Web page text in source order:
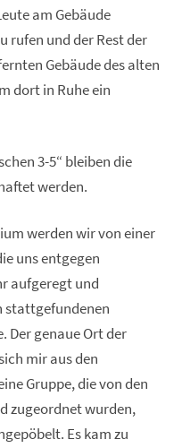
am Gebäude
rufen und der Rest der
Gebäude des alten
dort in Ruhe ein
3-5“ bleiben die
werden.
werden wir von einer
uns entgegen
aufgeregt und
stattgefundenen
Der genaue Ort der
mir aus den
Gruppe, die von den
zugeordnet wurden,
Es kam zu